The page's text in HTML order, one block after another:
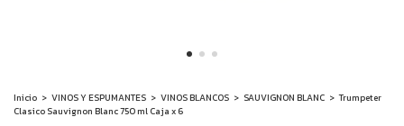
Inicio > VINOS Y ESPUMANTES > VINOS BLANCOS > SAUVIGNON BLANC > Trumpeter
Clasico Sauvignon Blanc 750 ml Caja x 6